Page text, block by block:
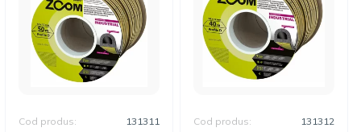
Cod produs: 131311 Cod produs: 131312